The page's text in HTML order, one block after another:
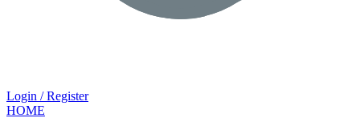
Login / Register
HOME